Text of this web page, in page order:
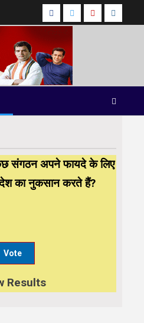
Facebook
TwitterYoutube
संगठन अपने फायदे के लिए
का नुकसान करते हैं?
Results